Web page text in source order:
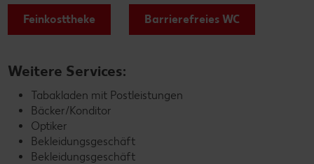
Feinkosttheke Barrierefreies WC
Weitere Services:
Tabakladen mit Postleistungen
Bäcker/Konditor
Optiker
Bekleidungsgeschäft
Bekleidungsgeschäft